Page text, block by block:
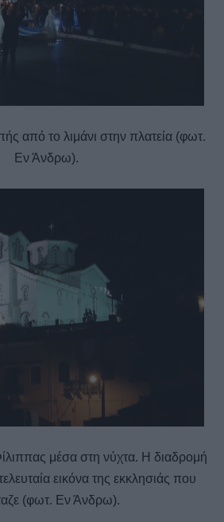
από το λιμάνι στην πλατεία (φωτ.
Εν Άνδρω).
μέσα στη νύχτα. Η διαδρομή
εικόνα της εκκλησιάς που
(φωτ. Εν Άνδρω).